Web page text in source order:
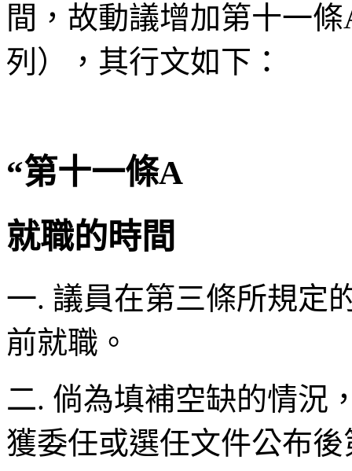
間，故動議增加第十一
列），其行文如下：
“第十一條A
就職的時間
一. 議員在第三條所規定
前就職。
二. 倘為填補空缺的情況
獲委任或選任文件公布